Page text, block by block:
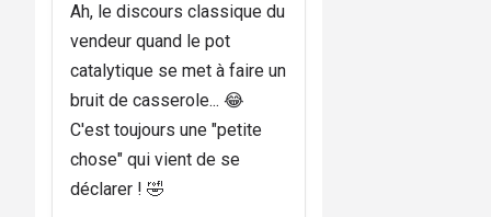
Ah, le discours classique du
vendeur quand le pot
catalytique se met à faire un
bruit de casserole... 😂
C'est toujours une "petite
chose" qui vient de se
déclarer ! 🤣